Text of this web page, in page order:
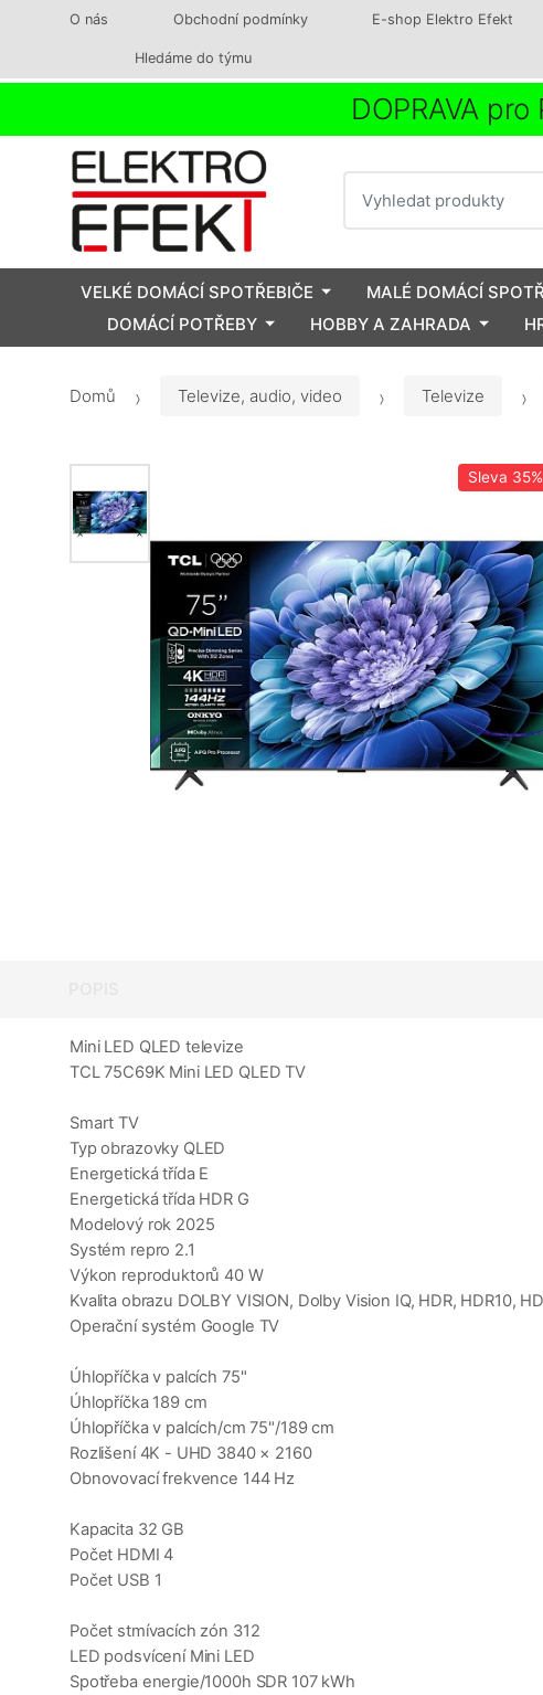
O nás Obchodní podmínky E-shop Elektro Efekt
Hledáme do týmu
DOPRAVA
VELKÉ DOMÁCÍ SPOTŘEBIČE MALÉ DOMÁCÍ
DOMÁCÍ POTŘEBY
HOBBY A ZAHRADA
Domů Televize, audio, video Televize
Sleva 35%
Mini LED QLED televize
TCL 75C69K Mini LED QLED TV
Smart TV
Typ obrazovky QLED
Energetická třída E
Energetická třída HDR G
Modelový rok 2025
Systém repro 2.1
Výkon reproduktorů 40 W
Kvalita obrazu DOLBY VISION, Dolby Vision IQ, HDR, HDR10,
Operační systém Google TV
Úhlopříčka v palcích 75"
Úhlopříčka 189 cm
Úhlopříčka v palcích/cm 75"/189 cm
Rozlišení 4K - UHD 3840 × 2160
Obnovovací frekvence 144 Hz
Kapacita 32 GB
Počet HDMI 4
Počet USB 1
Počet stmívacích zón 312
LED podsvícení Mini LED
Spotřeba energie/1000h SDR 107 kWh